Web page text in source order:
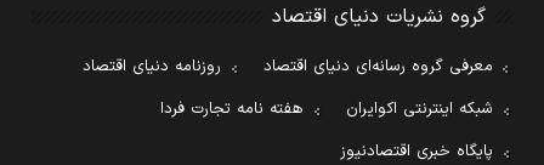
گروه نشریات دنیای اقتصاد
معرفی گروه رسانه‌ای دنیای اقتصاد
روزنامه دنیای اقتصاد
شبکه اینترنتی اکوایران
هفته نامه تجارت فردا
پایگاه خبری اقتصادنیوز